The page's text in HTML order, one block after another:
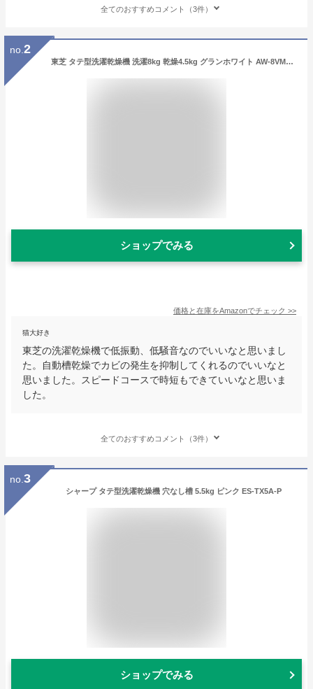
全てのおすすめコメント（3件）
no. 2
東芝 タテ型洗濯乾燥機 洗濯8kg 乾燥4.5kg グランホワイト AW-8VM2 (W) ZABOON 抗菌 自動槽乾燥 カビプロテクト 低振動 低騒音 自動お掃除 縦型
ショップでみる
価格と在庫をAmazonでチェック >>
猫大好き
東芝の洗濯乾燥機で低振動、低騒音なのでいいなと思いまし
た。自動槽乾燥でカビの発生を抑制してくれるのでいいなと
思いました。スピードコースで時短もできていいなと思いま
した。
全てのおすすめコメント（3件）
no. 3
シャープ タテ型洗濯乾燥機 穴なし槽 5.5kg ピンク ES-TX5A-P
ショップでみる